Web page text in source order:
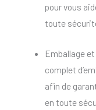
pour vous
toute
Emballage
complet
afin de
en toute